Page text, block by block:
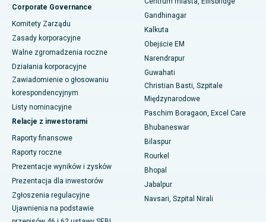
Najlepszy szpital w Arera Colony, Bhopal
Najlepszy szpital w Jayanagar, Bangalore
Najlepszy szpital w KK Nagar, Madurai
Najlepszy szpital w Ramji Nagar, Nellore
Najlepszy szpital w sektorze 19, Rourkela
Najlepszy szpital w Swargate, Pune
Najlepszy szpital onkologiczny dla kobiet w południowym Delhi
Corporate Governance
Komitety Zarządu
Zasady korporacyjne
Walne zgromadzenia roczne
Działania korporacyjne
Zawiadomienie o głosowaniu
korespondencyjnym
Listy nominacyjne
Relacje z inwestorami
Raporty finansowe
Raporty roczne
Prezentacje wyników i zysków
Prezentacja dla inwestorów
Zgłoszenia regulacyjne
Ujawnienia na podstawie
Gandhinagar
Kalkuta
Obejście EM
Narendrapur
Guwahati
Christian Basti, Szpitale
Międzynarodowe
Paschim Boragaon, Excel Care
Bhubaneswar
Bilaspur
Rourkel
Bhopal
Jabalpur
Navsari, Szpital Nirali